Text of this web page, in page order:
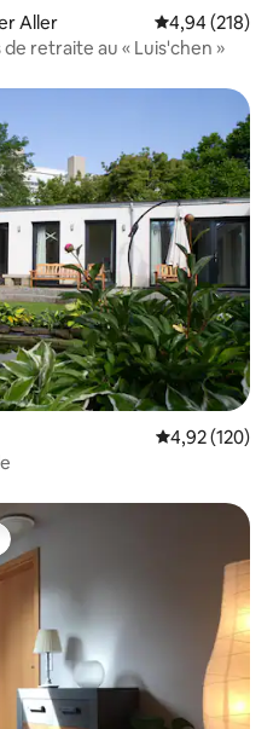
Aller Évaluation
4,94 (218)
retraite au « Luis'chen »
Évaluation
4,92 (120)
plus appréciés